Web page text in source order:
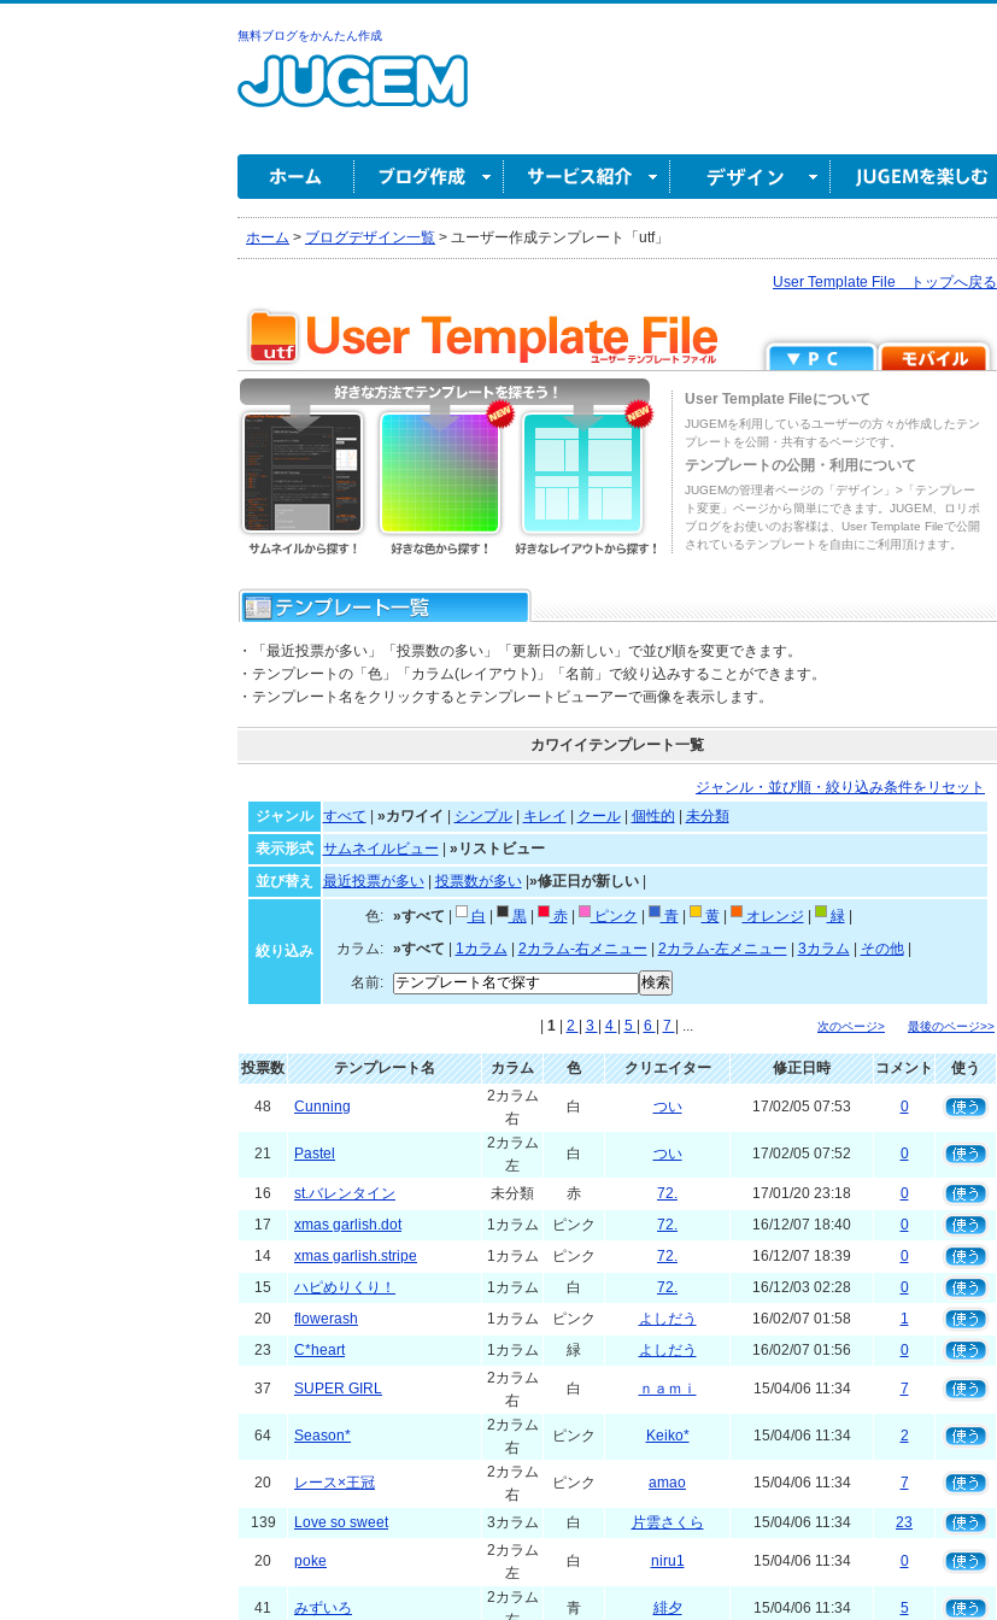
無料ブログをかんたん作成
ホーム > ブログデザイン一覧 > ユーザー作成テンプレート「utf」
User Template File トップへ戻る
User Template Fileについて
JUGEMを利用しているユーザーの方々が作成したテン
プレートを公開・共有するページです。
テンプレートの公開・利用について
JUGEMの管理者ページの「デザイン」>「テンプレー
ト変更」ページから簡単にできます。JUGEM、ロリポ
ブログをお使いのお客様は、User Template Fileで公開
されているテンプレートを自由にご利用頂けます。
・「最近投票が多い」「投票数の多い」「更新日の新しい」で並び順を変更できます。
・テンプレートの「色」「カラム(レイアウト)」「名前」で絞り込みすることができます。
・テンプレート名をクリックするとテンプレートビューアーで画像を表示します。
カワイイテンプレート一覧
ジャンル・並び順・絞り込み条件をリセット
ジャンル
すべて »カワイイ シンプル| キレイ クール| 個性的
未分類
表示形式
サムネイルビュー
»リストビュー
並び替え
最近投票が多い| 投票数が多い| »修正日が新しい|
絞り込み
色: »すべて 白 黒| 赤| ピンク 青| 黄| オレンジ 緑|
カラム:
»すべて 1カラム 2カラム-右メニュー 2カラム-左メニュー 3カラム その他|
名前:
1 2 3 4 5 6 7 | ... 次のページ> 最後のページ>>
投票数 テンプレート名 カラム 色 クリエイター 修正日時 コメント 使う
48 Cunning
2カラム
右
白 つい 17/02/05 07:53 0
21 Pastel
2カラム
左
白 つい 17/02/05 07:52 0
16 st.バレンタイン 未分類 赤 72. 17/01/20 23:18
0
17
xmas garlish.dot 1カラム ピンク 72. 16/12/07 18:40
0
14
xmas garlish.stripe 1カラム ピンク 72. 16/12/07 18:39
0
15
ハピめりくり！ 1カラム 白 72. 16/12/03 02:28
0
20
flowerash 1カラム ピンク よしだう 16/02/07 01:58
1
23
C*heart 1カラム 緑 よしだう 16/02/07 01:56 0
37 SUPER GIRL
2カラム
右
白 ｎａｍｉ 15/04/06 11:34 7
64 Season*
2カラム
右
ピンク Keiko* 15/04/06 11:34 2
20 レース×王冠
2カラム
右
ピンク amao 15/04/06 11:34 7
139 Love so sweet 3カラム 白 片雲さくら 15/04/06 11:34 23
20 poke
2カラム
左
白 niru1 15/04/06 11:34 0
41 みずいろ
2カラム
青 緋夕 15/04/06 11:34 5